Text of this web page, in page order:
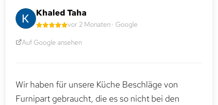
Khaled Taha
vor 2 Monaten · Google
Auf Google ansehen
Wir haben für unsere Küche Beschläge von
Furnipart gebraucht, die es so nicht bei den